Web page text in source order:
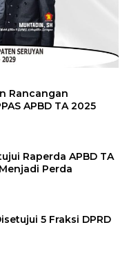
Rancangan
APBD TA 2025
Raperda APBD TA
Perda
5 Fraksi DPRD